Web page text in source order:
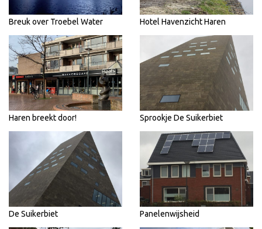
Breuk over Troebel Water Hotel Havenzicht Haren
Haren breekt door! Sprookje De Suikerbiet
De Suikerbiet Panelenwijsheid